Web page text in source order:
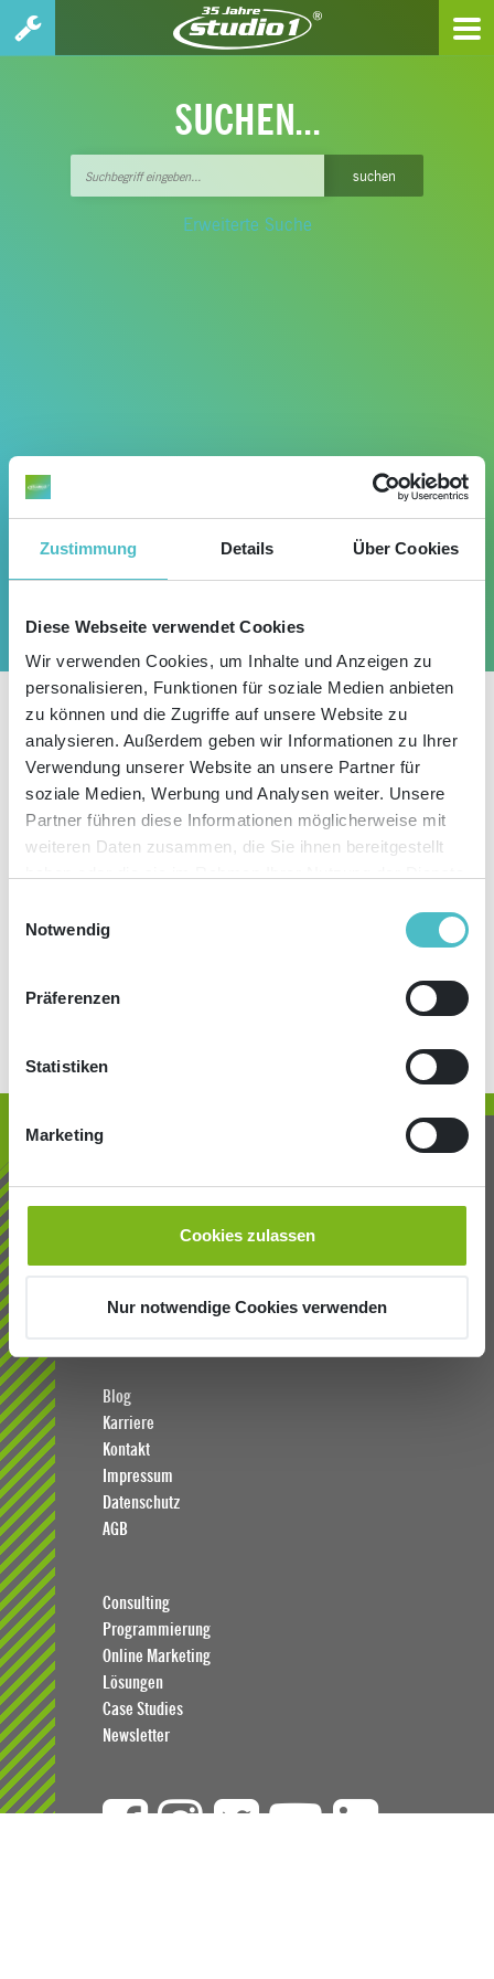
Zustimmung Details Über Cookies
Diese Webseite verwendet Cookies
Wir verwenden Cookies, um Inhalte und Anzeigen zu
personalisieren, Funktionen für soziale Medien anbieten
zu können und die Zugriffe auf unsere Website zu
analysieren. Außerdem geben wir Informationen zu Ihrer
Verwendung unserer Website an unsere Partner für
soziale Medien, Werbung und Analysen weiter. Unsere
Partner führen diese Informationen möglicherweise mit
weiteren Daten zusammen, die Sie ihnen bereitgestellt
Cookies, wenn Sie unsere Webseite weiterhin nutzen.
Notwendig
Präferenzen
Statistiken
Marketing
Cookies zulassen
Nur notwendige Cookies verwenden
SUCHEN...
Erweiterte Suche
Keine Ergebnisse gefunden.
E-Mail:info(at)studio1.de
Blog
Karriere
Kontakt
Impressum
Datenschutz
AGB
Consulting
Programmierung
Online Marketing
Lösungen
Case Studies
Newsletter